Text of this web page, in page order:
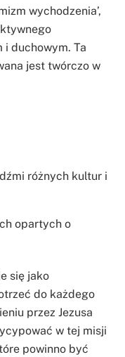
wychodzenia’,
i duchowym. Ta
jest twórczo w
różnych kultur i
opartych o
się jako
do każdego
przez Jezusa
w tej misji
powinno być